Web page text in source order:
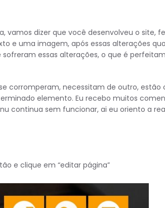
vamos dizer que você desenvolveu o site,
e uma imagem, após essas alterações
essas alterações, o que é
corromperam, necessitam de outro,
elemento. Eu recebo muitos
continua sem funcionar, ai eu oriento a
e clique em “editar página”